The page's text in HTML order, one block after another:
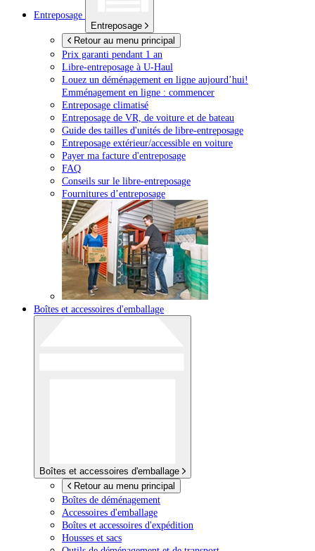
Entreposage
Entreposage
Retour au menu principal
Prix garanti pendant 1 an
Libre-entreposage à U-Haul
Louez un déménagement en ligne aujourd’hui!
Emménagement en ligne : commencer
Entreposage climatisé
Entreposage de VR, de voiture et de bateau
Guide des tailles d'unités de libre-entreposage
Entreposage extérieur/accessible en voiture
Payer ma facture d'entreposage
FAQ
Conseils sur le libre-entreposage
Fournitures d’entreposage
Boîtes et accessoires d'emballage
Boîtes et accessoires d'emballage
Retour au menu principal
Boîtes de déménagement
Accessoires d'emballage
Boîtes et accessoires d'expédition
Housses et sacs